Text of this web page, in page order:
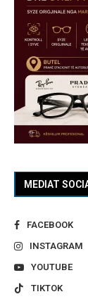
MEDIAT
FACEBOOK
INSTAGRAM
YOUTUBE
TIKTOK